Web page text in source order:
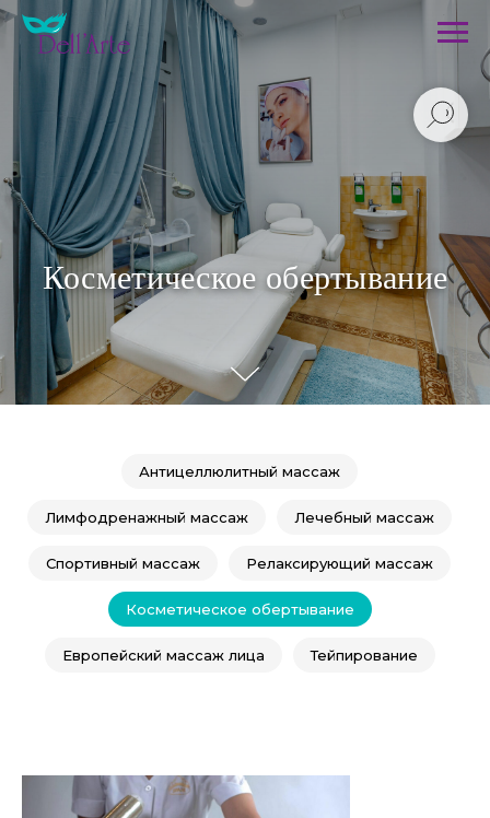
Косметическое обертывание
Антицеллюлитный массаж
Лимфодренажный массаж Лечебный массаж
Спортивный массаж Релаксирующий массаж
Косметическое обертывание
Европейский массаж лица Тейпирование